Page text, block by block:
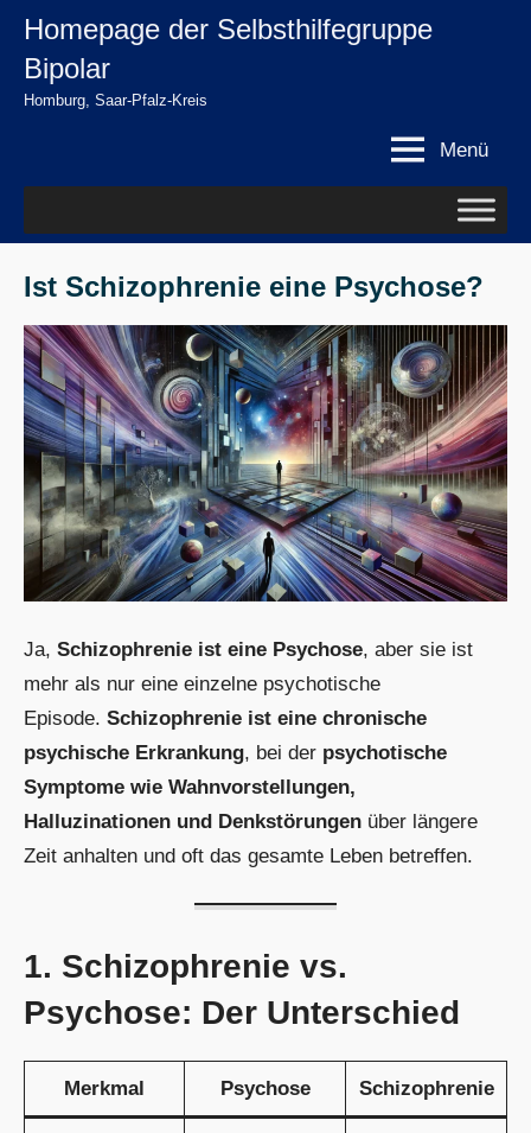
springen
Zum
springen
Homepage der Selbsthilfegruppe
Bipolar
Homburg, Saar-Pfalz-Kreis
Menü
Ist Schizophrenie eine Psychose?
Ja, Schizophrenie ist eine Psychose, aber sie ist
mehr als nur eine einzelne psychotische
Episode. Schizophrenie ist eine chronische
psychische Erkrankung, bei der psychotische
Symptome wie Wahnvorstellungen,
Halluzinationen und Denkstörungen über längere
Zeit anhalten und oft das gesamte Leben betreffen.
1. Schizophrenie vs.
Psychose: Der Unterschied
Merkmal Psychose Schizophrenie